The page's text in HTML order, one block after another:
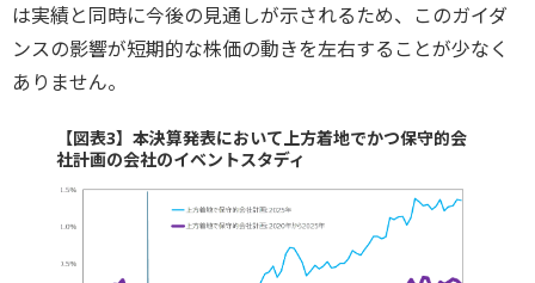
は実績と同時に今後の見通しが示されるため、このガイダ
ンスの影響が短期的な株価の動きを左右することが少なく
ありません。
【図表3】本決算発表において上方着地でかつ保守的会
社計画の会社のイベントスタディ